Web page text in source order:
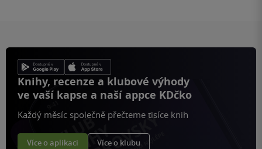
Knihy, recenze a klubové výhody
ve vaší kapse a naší appce KDčko
Každý měsíc společně přečteme tisíce knih
Více o aplikaci Více o klubu